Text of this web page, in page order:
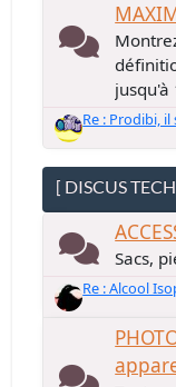
jusqu'à
Re : Prodibi, il
[ DISCUS
Sacs,
Re : Alcool